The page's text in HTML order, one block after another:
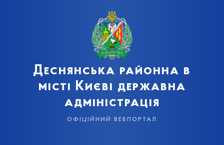
Деснянська районна в
місті Києві державна
адміністрація
офіційний вебпортал